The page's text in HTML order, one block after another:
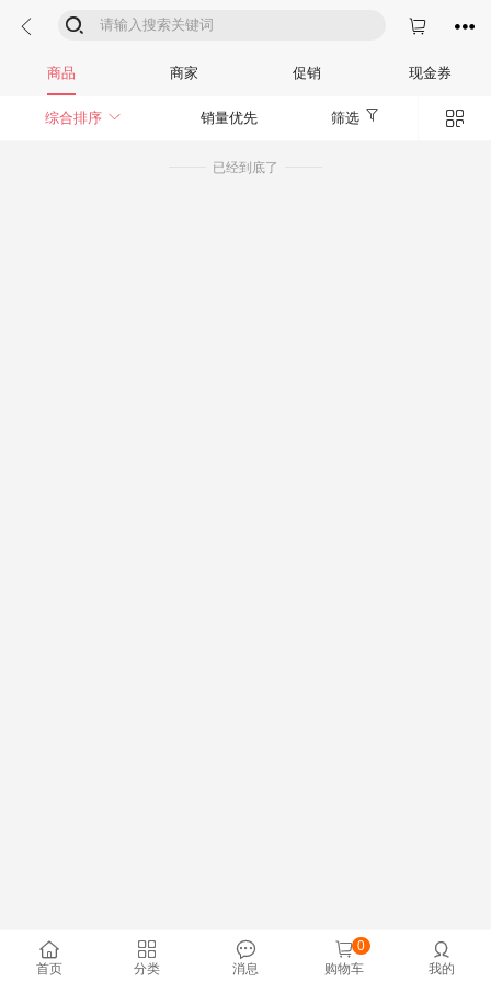
  

商品 商家 促销 现金券
综合排序  销量优先 筛选 
已经到底了

首页

分类

消息

购物车
0 
我的